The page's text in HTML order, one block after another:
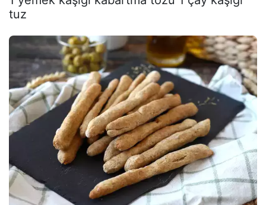
tuz